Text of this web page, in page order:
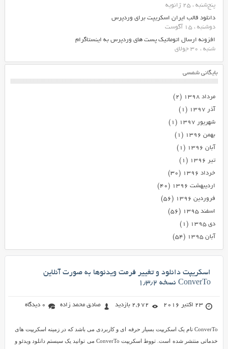
پنج‌شنبه ، 25 ژانویه
دانلود قالب ایران اسکریپت برای وردپرس
دوشنبه ، 15 آگوست
افزونه ارسال اتوماتیک پست های وردپرس به اینستاگرام
شنبه ، 30 جولای
بایگانی شمسی
مرداد ۱۳۹۸
(۲)
آذر ۱۳۹۷
(۱)
شهریور ۱۳۹۷
(۱)
بهمن ۱۳۹۶
(۱)
آبان ۱۳۹۶
(۱)
تیر ۱۳۹۶
(۱)
خرداد ۱۳۹۶
(۳۰)
اردیبهشت ۱۳۹۶
(۴۰)
فروردین ۱۳۹۶
(۵۶)
اسفند ۱۳۹۵
(۵۶)
دی ۱۳۹۵
(۱)
آبان ۱۳۹۵
(۵۴)
اسکریپت دانلود و تغییر فرمت ویدئوها به صورت آنلاین
ConverTo نسخه ۱٫۳٫۲
23 اکتبر 2016 2,672 بازدید صادق محمد زاده 0 دیدگاه
ConverTo نام یک اسکریپت بسیار حرفه ای و کاربردی می باشد که در زمینه اسکریپت های
خدماتی منتشر شده است. تووط اسکریپت ConverTo می توانید یک سیستم دانلود ویدئو و